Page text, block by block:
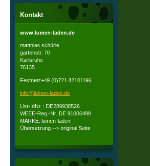
Kontakt
www.lumen-laden.de
matthias schürle
gartenstr. 70
Karlsruhe
76135
Festnetz+49 (0)721 82101196
info@lumen-laden .de
Ust-IdNr. : DE289938526
WEEE-Reg.-Nr. DE 91006499
MARKE: lumen-laden
Übersetzung --> original Seite